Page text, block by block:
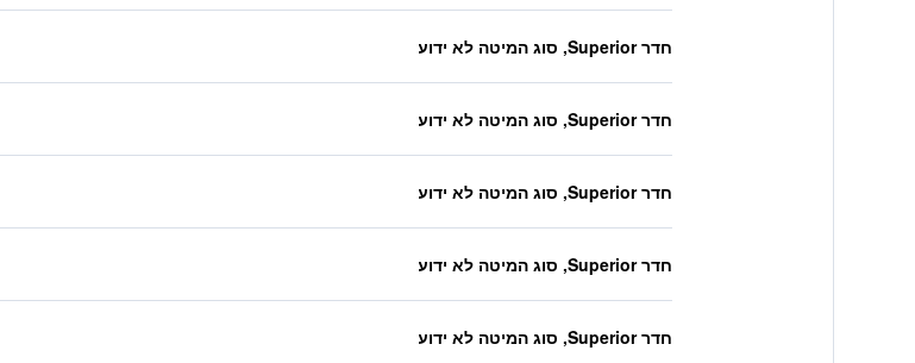
חדר Superior, סוג המיטה לא ידוע
חדר Superior, סוג המיטה לא ידוע
חדר Superior, סוג המיטה לא ידוע
חדר Superior, סוג המיטה לא ידוע
חדר Superior, סוג המיטה לא ידוע